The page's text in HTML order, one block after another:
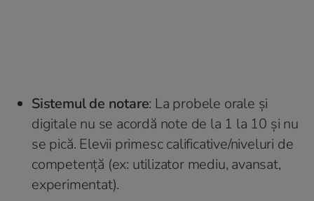
Sistemul de notare: La probele orale și
digitale nu se acordă note de la 1 la 10 și nu
se pică. Elevii primesc calificative/niveluri de
competență (ex: utilizator mediu, avansat,
experimentat).